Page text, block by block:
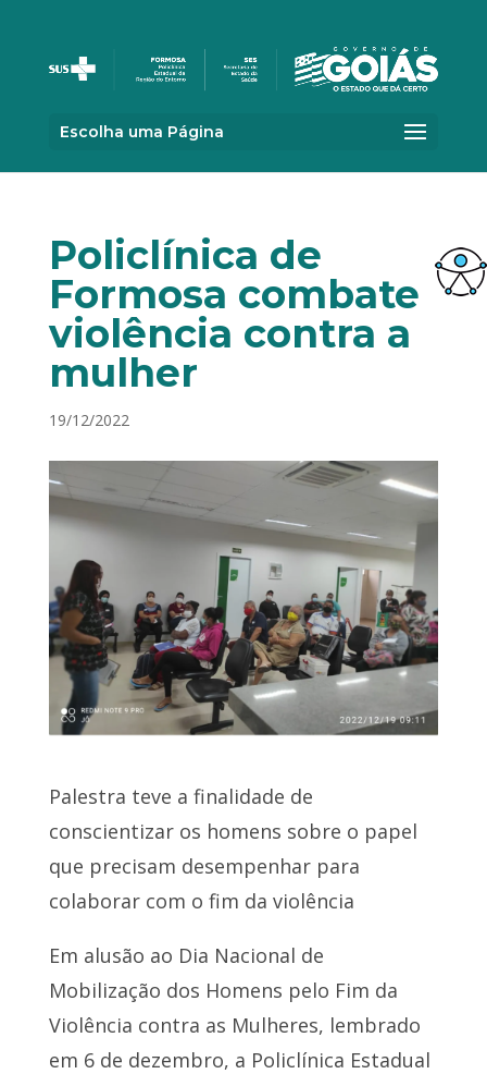
Escolha uma Página
Policlínica de
Formosa combate
violência contra a
mulher
19/12/2022
Palestra teve a finalidade de
conscientizar os homens sobre o papel
que precisam desempenhar para
colaborar com o fim da violência
Em alusão ao Dia Nacional de
Mobilização dos Homens pelo Fim da
Violência contra as Mulheres, lembrado
em 6 de dezembro, a Policlínica Estadual